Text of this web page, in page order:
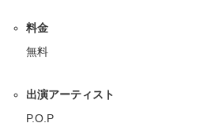
料金
無料
出演アーティスト
P.O.P